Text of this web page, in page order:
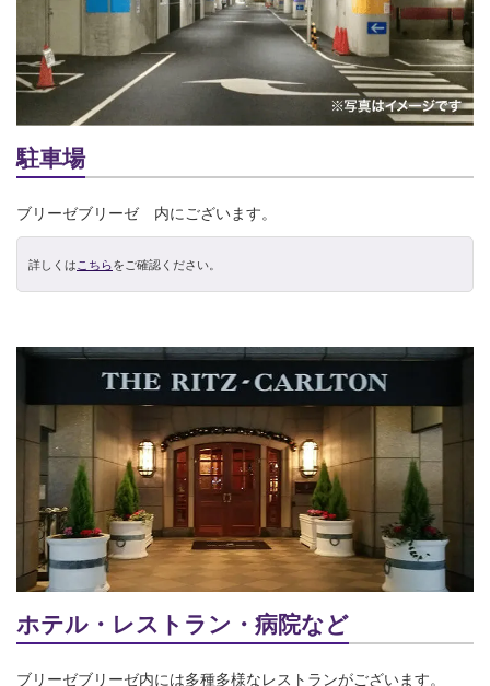
駐車場
ブリーゼブリーゼ 内にございます。
詳しくはこちらをご確認ください。
ホテル・レストラン・病院など
ブリーゼブリーゼ内には多種多様なレストランがございます。